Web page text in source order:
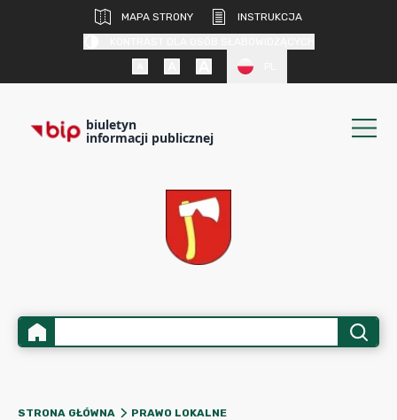
MAPA STRONY
INSTRUKCJA
biuletyn
informacji publicznej
STRONA GŁÓWNA
PRAWO LOKALNE